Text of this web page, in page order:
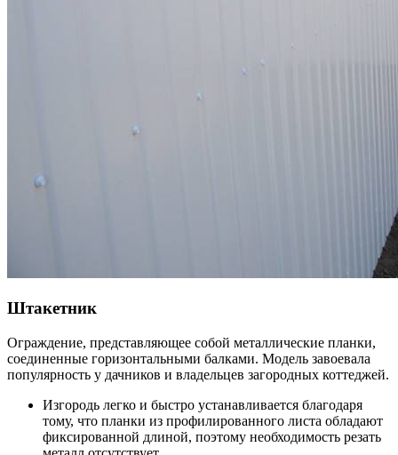
Штакетник
Ограждение, представляющее собой металлические планки,
соединенные горизонтальными балками. Модель завоевала
популярность у дачников и владельцев загородных коттеджей.
Изгородь легко и быстро устанавливается благодаря
тому, что планки из профилированного листа обладают
фиксированной длиной, поэтому необходимость резать